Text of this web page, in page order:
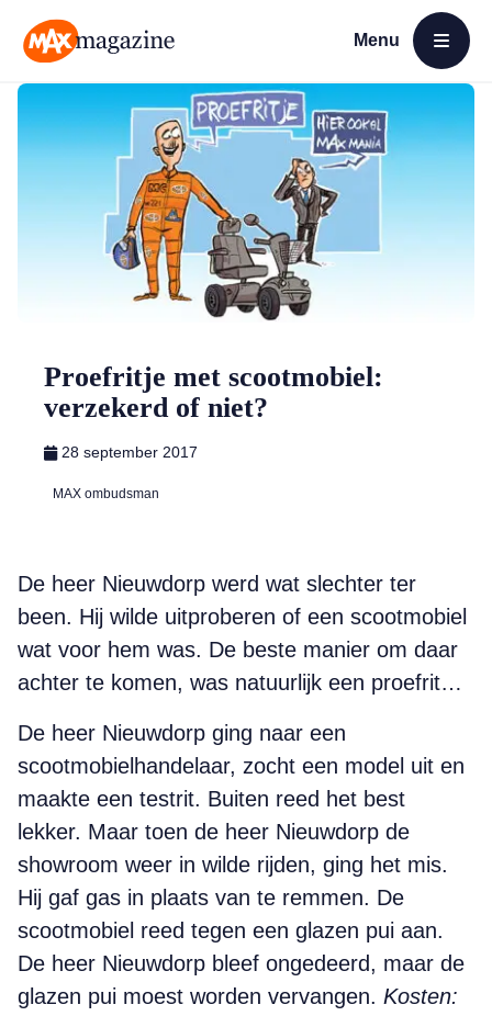
Menu
Open menu
Proefritje met scootmobiel:
verzekerd of niet?
28 september 2017
MAX ombudsman
De heer Nieuwdorp werd wat slechter ter
been. Hij wilde uitproberen of een scootmobiel
wat voor hem was. De beste manier om daar
achter te komen, was natuurlijk een proefrit…
De heer Nieuwdorp ging naar een
scootmobielhandelaar, zocht een model uit en
maakte een testrit. Buiten reed het best
lekker. Maar toen de heer Nieuwdorp de
showroom weer in wilde rijden, ging het mis.
Hij gaf gas in plaats van te remmen. De
scootmobiel reed tegen een glazen pui aan.
De heer Nieuwdorp bleef ongedeerd, maar de
glazen pui moest worden vervangen. Kosten: